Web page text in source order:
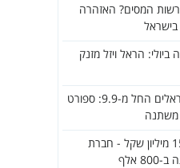
המסים? האזהרה
ביולי: הראל ויזל מזנק
דיסני משדרגת ישראלים החל מ-9.9: ספורט
משתנה
הקרקע עלתה 150 מיליון שקל - חברת
אלף